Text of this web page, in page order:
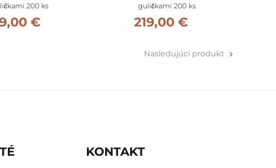
200 ks
€
guličkami 200 ks
219,00 €
Nasledujúci produkt
KONTAKT